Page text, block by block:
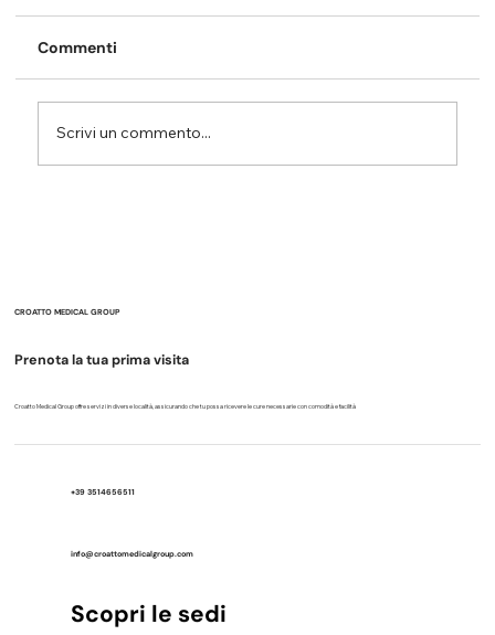
Commenti
Scrivi un commento...
CROATTO MEDICAL GROUP
Prenota la tua prima visita
Croatto Medical Group offre servizi in diverse località, assicurando che tu possa ricevere le cure necessarie con comodità e facilità
+39 3514656511
info@croattomedicalgroup.com
Scopri le sedi